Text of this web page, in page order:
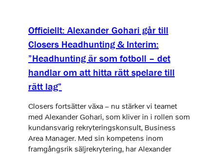
Officiellt: Alexander Gohari går till
Closers Headhunting & Interim:
”Headhunting är som fotboll – det
handlar om att hitta rätt spelare till
rätt lag”
Closers fortsätter växa – nu stärker vi teamet
med Alexander Gohari, som kliver in i rollen som
kundansvarig rekryteringskonsult, Business
Area Manager. Med sin kompetens inom
framgångsrik säljrekrytering, har Alexander